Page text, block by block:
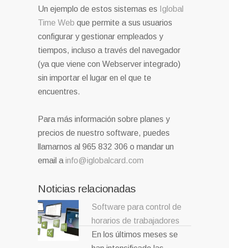
Un ejemplo de estos sistemas es Iglobal
Time Web que permite a sus usuarios
configurar y gestionar empleados y
tiempos, incluso a través del navegador
(ya que viene con Webserver integrado)
sin importar el lugar en el que te
encuentres.
Para más información sobre planes y
precios de nuestro software, puedes
llamarnos al 965 832 306 o mandar un
email a info@iglobalcard.com
Noticias relacionadas
Software para control de
horarios de trabajadores
En los últimos meses se